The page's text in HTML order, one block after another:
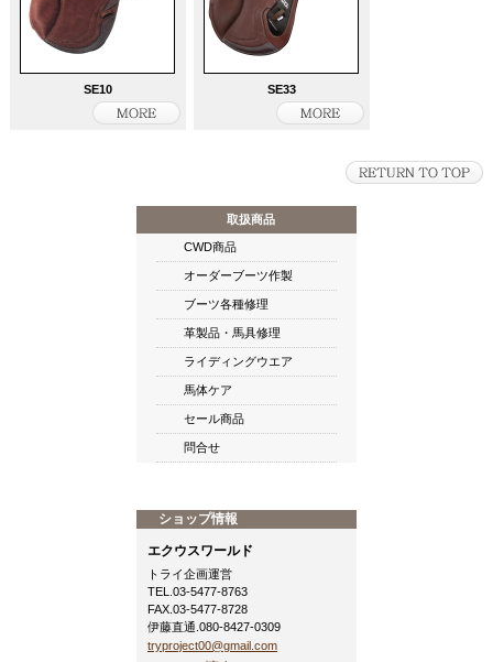
SE10 SE33
取扱商品
CWD商品
オーダーブーツ作製
ブーツ各種修理
革製品・馬具修理
ライディングウエア
馬体ケア
セール商品
問合せ
ショップ情報
エクウスワールド
トライ企画運営
TEL.03-5477-8763
FAX.03-5477-8728
伊藤直通.080-8427-0309
tryproject00@gmail.com